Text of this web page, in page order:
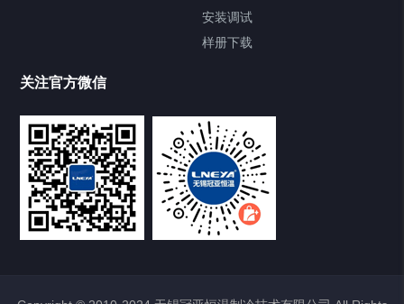
Chamber试验箱
TCU温度控制单元
VOCs冷凝回收装置
安装调试
样册下载
关注官方微信